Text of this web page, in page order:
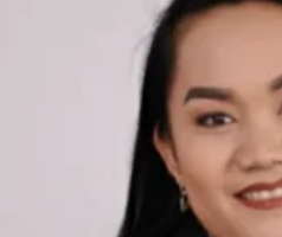
Jörg